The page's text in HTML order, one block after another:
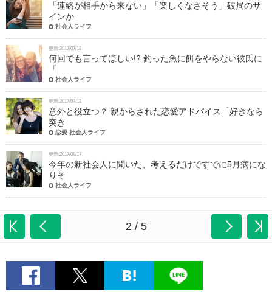
「連絡が相手から来ない」「楽しくなさそう」破局のサ
インか
社会人ライフ
更新:2017/07/12
何回でも言ってほしい!? 釣った魚に餌をやらない彼氏に
「
社会人ライフ
更新:2017/07/13
意外と役立つ？ 親からされた恋愛アドバイス「好きなら
突き
恋愛 社会人ライフ
更新:2017/08/17
今年の新社会人に聞いた、考えるだけですでに5月病にな
りそ
社会人ライフ
2 / 5